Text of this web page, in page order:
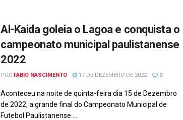
Al-Kaida goleia o Lagoa e conquista o
campeonato municipal paulistanense
2022
POR FABIO NASCIMENTO 17 DE DEZEMBRO DE 2022 0
Aconteceu na noite de quinta-feira dia 15 de Dezembro
de 2022, a grande final do Campeonato Municipal de
Futebol Paulistanense ...